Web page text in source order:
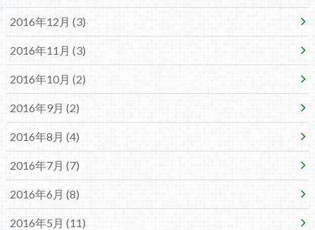
2016年12月 (3)
2016年11月 (3)
2016年10月 (2)
2016年9月 (2)
2016年8月 (4)
2016年7月 (7)
2016年6月 (8)
2016年5月 (11)